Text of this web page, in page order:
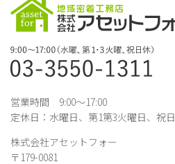
営業時間 9:00～17:00
定休日：水曜日、第1第3火曜日、祝日
株式会社アセットフォー
〒179-0081